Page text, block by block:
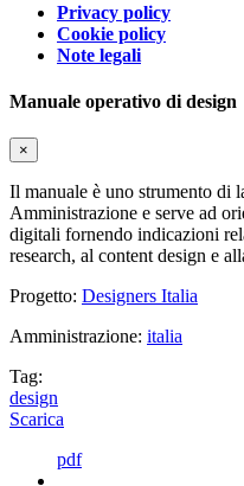
Privacy policy
Cookie policy
Note legali
Manuale operativo di design
×
Il manuale è uno strumento di
Amministrazione e serve ad
digitali fornendo indicazioni
research, al content design e
Progetto: Designers Italia
Amministrazione: italia
Tag:
design
Scarica
pdf